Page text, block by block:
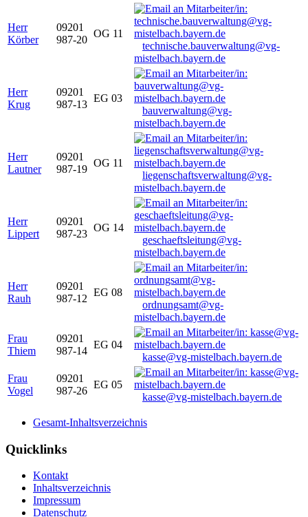
Herr
Körber
09201
987-20
OG 11
technische.bauverwaltung@vg-
mistelbach.bayern.de
Herr
Krug
09201
987-13
EG 03
bauverwaltung@vg-
mistelbach.bayern.de
Herr
Lautner
09201
987-19
OG 11
liegenschaftsverwaltung@vg-
mistelbach.bayern.de
Herr
Lippert
09201
987-23
OG 14
geschaeftsleitung@vg-
mistelbach.bayern.de
Herr
Rauh
09201
987-12
EG 08
ordnungsamt@vg-
mistelbach.bayern.de
Frau
Thiem
09201
987-14
EG 04
kasse@vg-mistelbach.bayern.de
Frau
Vogel
09201
987-26
EG 05
kasse@vg-mistelbach.bayern.de
Gesamt-Inhaltsverzeichnis
Quicklinks
Kontakt
Inhaltsverzeichnis
Impressum
Datenschutz